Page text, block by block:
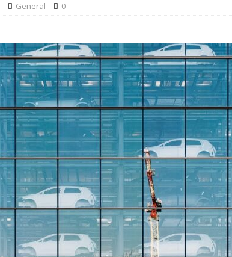
General 0